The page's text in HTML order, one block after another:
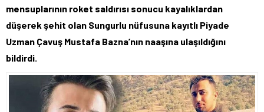
mensuplarının roket saldırısı sonucu kayalıklardan
düşerek şehit olan Sungurlu nüfusuna kayıtlı Piyade
Uzman Çavuş Mustafa Bazna’nın naaşına ulaşıldığını
bildirdi.